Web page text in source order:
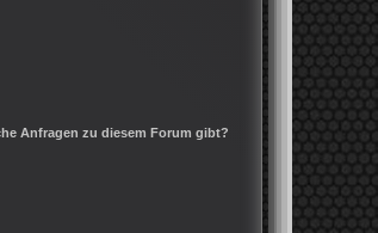
Anfragen zu diesem Forum gibt?